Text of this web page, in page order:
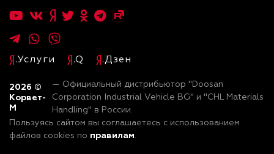
.Услуги .Q .Дзен
2026 ©
Корвет-
М
— Официальный дистрибьютор "Doosan
Corporation Industrial Vehicle BG" и "CHL Materials
Handling" в России.
Пользуясь сайтом вы соглашаетесь с использованием
файлов cookies по правилам.